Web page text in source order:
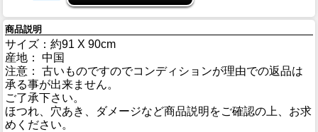
商品説明
サイズ：約91 X 90cm
産地： 中国
注意： 古いものですのでコンディションが理由での返品は
承る事が出来ません。
ご了承下さい。
ほつれ、穴あき、ダメージなど商品説明をご確認の上、お求
めください。